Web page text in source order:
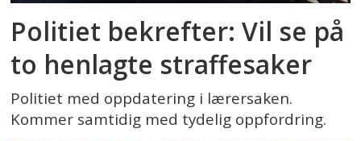
Politiet bekrefter: Vil se på
to henlagte straffesaker
Politiet med oppdatering i lærersaken.
Kommer samtidig med tydelig oppfordring.